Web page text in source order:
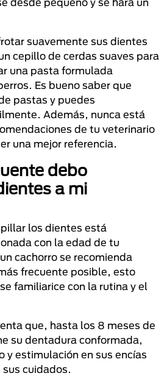
suavemente sus dientes
cepillo de cerdas suaves para
una pasta formulada
Es bueno saber que
pastas y puedes
Además, nunca está
de tu veterinario
una mejor referencia.
debo
a mi
los dientes está
con la edad de tu
cachorro se recomienda
frecuente posible, esto
familiarice con la rutina y el
que, hasta los 8 meses de
su dentadura conformada,
y estimulación en sus encías
sus cuidados.